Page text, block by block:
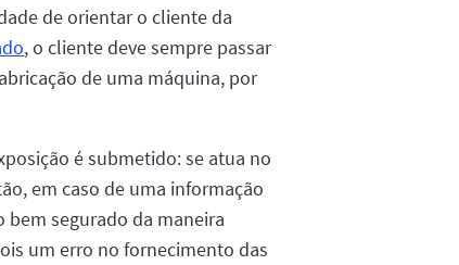
de orientar o cliente da
, o cliente deve sempre passar
de uma máquina, por
é submetido: se atua no
em caso de uma informação
bem segurado da maneira
um erro no fornecimento das